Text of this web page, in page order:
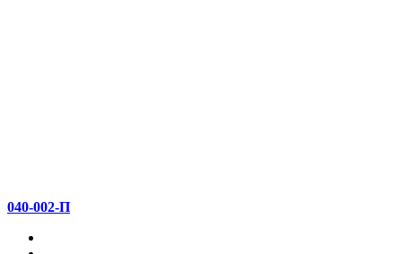
040-002-П